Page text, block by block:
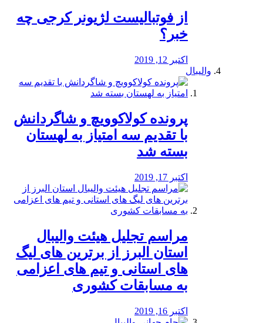
از فوتبالیست لژیونر کرجی چه
خبر؟
اکتبر 12, 2019
والیبال
پرونده کولاکوویچ و شاگردانش
با تقدیم سه امتیاز به لهستان
بسته شد
اکتبر 17, 2019
مراسم تجلیل هیئت والیبال
استان البرز از برترین های لیگ
های استانی و تیم های اعزامی
به مسابقات کشوری
اکتبر 16, 2019